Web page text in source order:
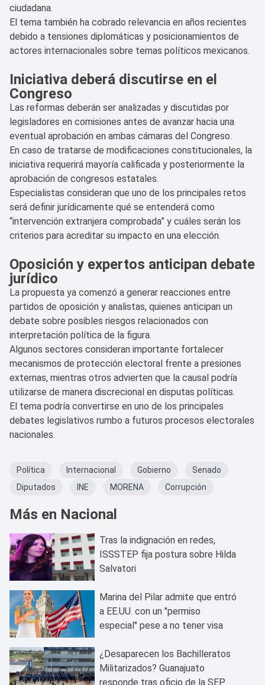
ciudadana.
El tema también ha cobrado relevancia en años recientes
debido a tensiones diplomáticas y posicionamientos de
actores internacionales sobre temas políticos mexicanos.
Iniciativa deberá discutirse en el
Congreso
Las reformas deberán ser analizadas y discutidas por
legisladores en comisiones antes de avanzar hacia una
eventual aprobación en ambas cámaras del Congreso.
En caso de tratarse de modificaciones constitucionales, la
iniciativa requerirá mayoría calificada y posteriormente la
aprobación de congresos estatales.
Especialistas consideran que uno de los principales retos
será definir jurídicamente qué se entenderá como
“intervención extranjera comprobada” y cuáles serán los
criterios para acreditar su impacto en una elección.
Oposición y expertos anticipan debate
jurídico
La propuesta ya comenzó a generar reacciones entre
partidos de oposición y analistas, quienes anticipan un
debate sobre posibles riesgos relacionados con
interpretación política de la figura.
Algunos sectores consideran importante fortalecer
mecanismos de protección electoral frente a presiones
externas, mientras otros advierten que la causal podría
utilizarse de manera discrecional en disputas políticas.
El tema podría convertirse en uno de los principales
debates legislativos rumbo a futuros procesos electorales
nacionales.
Política Internacional Gobierno
Senado
Diputados
INE MORENA Corrupción
Más en Nacional
Tras la indignación en redes,
ISSSTEP fija postura sobre Hilda
Salvatori
Marina del Pilar admite que entró
a EE.UU. con un "permiso
especial" pese a no tener visa
¿Desaparecen los Bachilleratos
Militarizados? Guanajuato
responde tras oficio de la SEP